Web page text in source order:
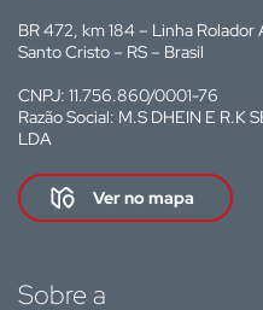
BR 472, km 184 – Linha
Santo Cristo – RS – Brasil
CNPJ: 11.756.860/0001-76
Razão Social: M.S DHEIN E R.K
LDA
Ver no mapa
Sobre a